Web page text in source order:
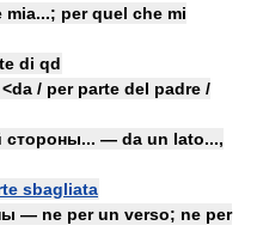
per quel che mi
di qd
/ per parte del padre /
стороны... — da un lato...,
sbagliata
— ne per un verso; ne per